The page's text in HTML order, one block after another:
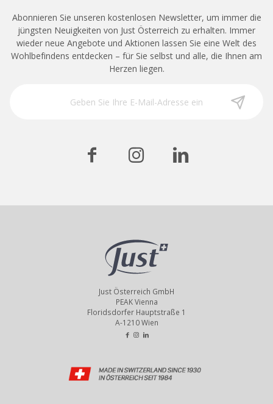
Abonnieren Sie unseren kostenlosen Newsletter, um immer die
jüngsten Neuigkeiten von Just Österreich zu erhalten. Immer
wieder neue Angebote und Aktionen lassen Sie eine Welt des
Wohlbefindens entdecken – für Sie selbst und alle, die Ihnen am
Herzen liegen.
Just Österreich GmbH
PEAK Vienna
Floridsdorfer Hauptstraße 1
A-1210 Wien